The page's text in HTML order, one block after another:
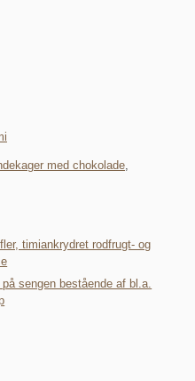
med chokolade
timiankrydret rodfrugt- og
sengen bestående af bl.a.